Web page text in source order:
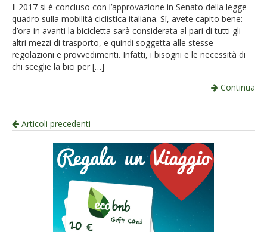
Il 2017 si è concluso con l’approvazione in Senato della legge
quadro sulla mobilità ciclistica italiana. Sì, avete capito bene:
d’ora in avanti la bicicletta sarà considerata al pari di tutti gli
altri mezzi di trasporto, e quindi soggetta alle stesse
regolazioni e provvedimenti. Infatti, i bisogni e le necessità di
chi sceglie la bici per […]
Continua
Navigazione
articolo
Articoli precedenti